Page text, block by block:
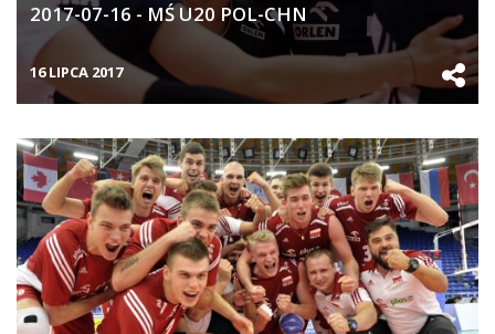
2017-07-16 - MŚ U20 POL-CHN
16 LIPCA 2017